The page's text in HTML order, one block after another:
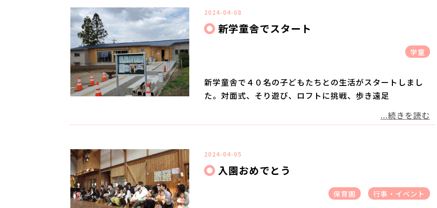
2024-04-08
新学童舎でスタート
学童
新学童舎で４０名の子どもたちとの生活がスタートしまし
た。対面式、そり遊び、ロフトに挑戦、歩き遠足
...続きを読む
2024-04-05
入園おめでとう
保育園 行事・イベント